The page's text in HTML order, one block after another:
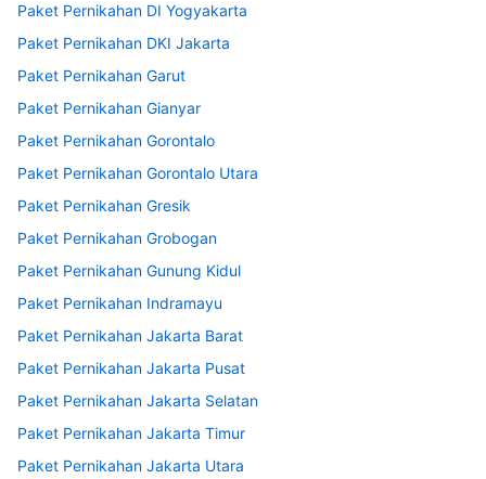
Paket Pernikahan DI Yogyakarta
Paket Pernikahan DKI Jakarta
Paket Pernikahan Garut
Paket Pernikahan Gianyar
Paket Pernikahan Gorontalo
Paket Pernikahan Gorontalo Utara
Paket Pernikahan Gresik
Paket Pernikahan Grobogan
Paket Pernikahan Gunung Kidul
Paket Pernikahan Indramayu
Paket Pernikahan Jakarta Barat
Paket Pernikahan Jakarta Pusat
Paket Pernikahan Jakarta Selatan
Paket Pernikahan Jakarta Timur
Paket Pernikahan Jakarta Utara